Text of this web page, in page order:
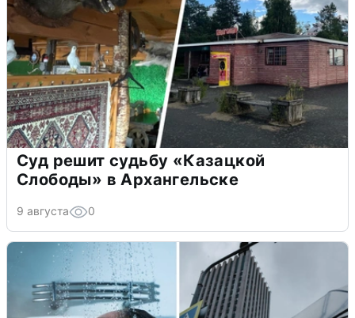
Суд решит судьбу «Казацкой
Слободы» в Архангельске
9 августа 0